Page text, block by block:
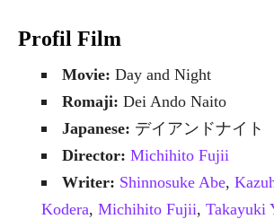
Profil Film
Movie: Day and Night
Romaji: Dei Ando Naito
Japanese: デイアンドナイト
Director: Michihito Fujii
Writer: Shinnosuke Abe,
Kodera, Michihito Fujii, Takayuki